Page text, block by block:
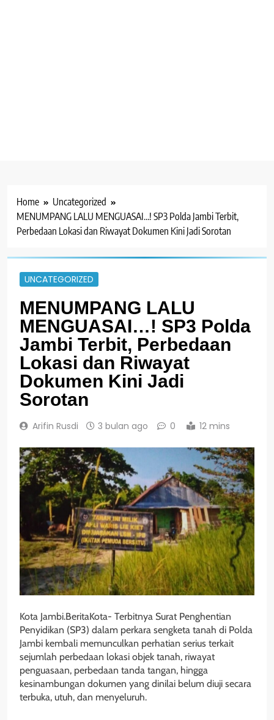
Home
Uncategorized
MENUMPANG LALU MENGUASAI…! SP3 Polda Jambi Terbit,
Perbedaan Lokasi dan Riwayat Dokumen Kini Jadi Sorotan
UNCATEGORIZED
MENUMPANG LALU
MENGUASAI…! SP3 Polda
Jambi Terbit, Perbedaan
Lokasi dan Riwayat
Dokumen Kini Jadi
Sorotan
Arifin Rusdi 3 bulan ago 0 12 mins
Kota Jambi.BeritaKota- Terbitnya Surat Penghentian
Penyidikan (SP3) dalam perkara sengketa tanah di Polda
Jambi kembali memunculkan perhatian serius terkait
sejumlah perbedaan lokasi objek tanah, riwayat
penguasaan, perbedaan tanda tangan, hingga
kesinambungan dokumen yang dinilai belum diuji secara
terbuka, utuh, dan menyeluruh.